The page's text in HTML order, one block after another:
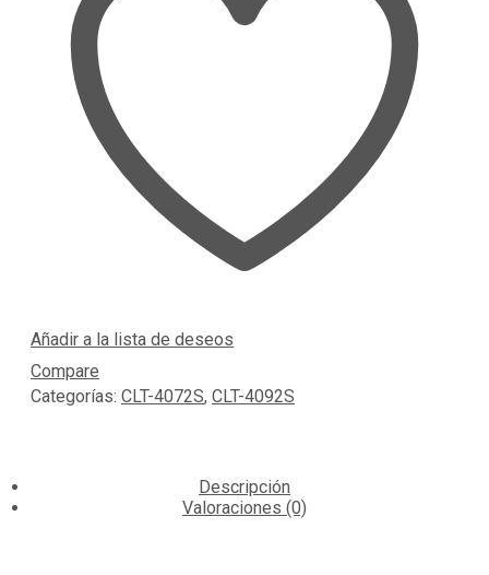
Añadir a la lista de deseos
Compare
Categorías: CLT-4072S, CLT-4092S
Descripción
Valoraciones (0)